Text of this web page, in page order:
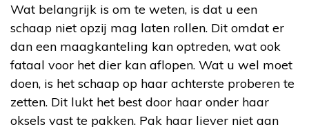
Wat belangrijk is om te weten, is dat u een
schaap niet opzij mag laten rollen. Dit omdat er
dan een maagkanteling kan optreden, wat ook
fataal voor het dier kan aflopen. Wat u wel moet
doen, is het schaap op haar achterste proberen te
zetten. Dit lukt het best door haar onder haar
oksels vast te pakken. Pak haar liever niet aan